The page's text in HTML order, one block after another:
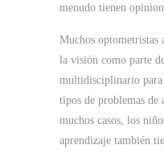
menudo tienen
Muchos optometristas
la visión como parte
multidisciplinario
tipos de problemas de
muchos casos, los
aprendizaje también